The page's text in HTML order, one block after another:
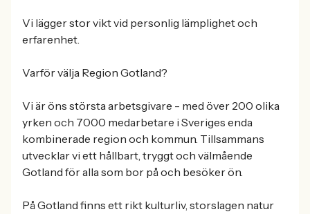
Vi lägger stor vikt vid personlig lämplighet och
erfarenhet.
Varför välja Region Gotland?
Vi är öns största arbetsgivare - med över 200 olika
yrken och 7000 medarbetare i Sveriges enda
kombinerade region och kommun. Tillsammans
utvecklar vi ett hållbart, tryggt och välmående
Gotland för alla som bor på och besöker ön.
På Gotland finns ett rikt kulturliv, storslagen natur